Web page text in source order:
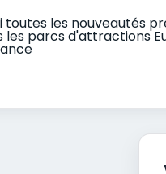
toutes les nouveautés
les parcs d'attractions